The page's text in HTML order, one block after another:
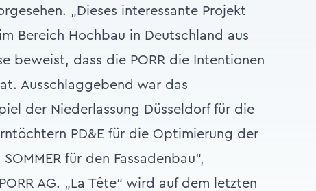
„Dieses interessante Projekt
Bereich Hochbau in Deutschland aus
beweist, dass die PORR die Intentionen
Ausschlaggebend war das
der Niederlassung Düsseldorf für die
PD&E für die Optimierung der
für den Fassadenbau“,
AG. „La Tête“ wird auf dem letzten